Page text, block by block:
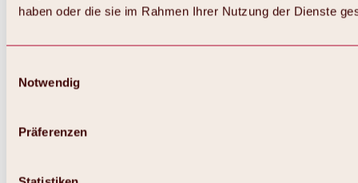
haben oder die sie im Rahmen Ihrer Nutzung der Dienste
Notwendig
Präferenzen